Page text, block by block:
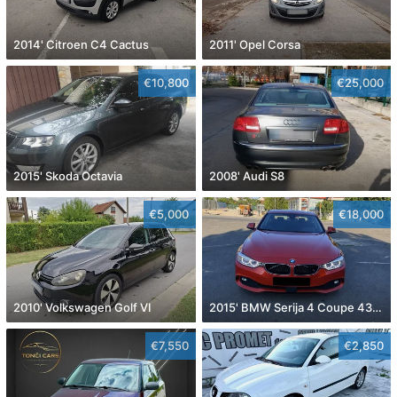
2014' Citroen C4 Cactus 2011' Opel Corsa
€10,800
2015' Skoda Octavia
€25,000
2008' Audi S8
€5,000
2010' Volkswagen Golf VI
€18,000
2015' BMW Serija 4 Coupe 430D
€7,550 €2,850